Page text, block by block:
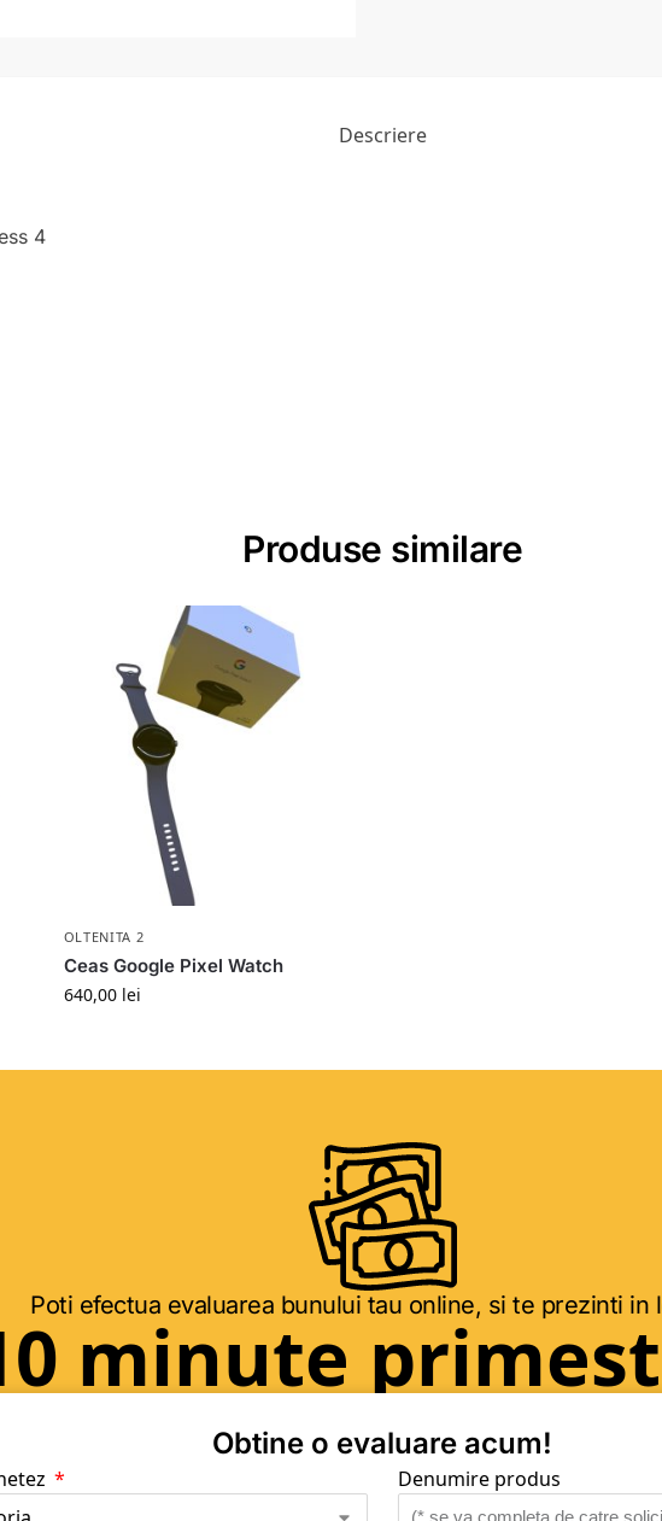
Descriere
4
Produse similare
OLTENITA 2
Ceas Google Pixel Watch
640,00 lei
Poti efectua evaluarea bunului tau online, si te prezinti in
minute
Obtine o evaluare acum!
Denumire produs